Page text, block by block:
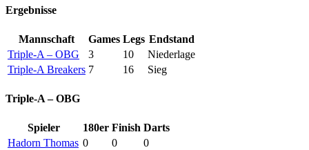
Ergebnisse
Mannschaft Games Legs Endstand
Triple-A – OBG
3 10
Niederlage
Triple-A Breakers 7 16 Sieg
Triple-A – OBG
Spieler 180er Finish Darts
Hadorn Thomas 0 0
0